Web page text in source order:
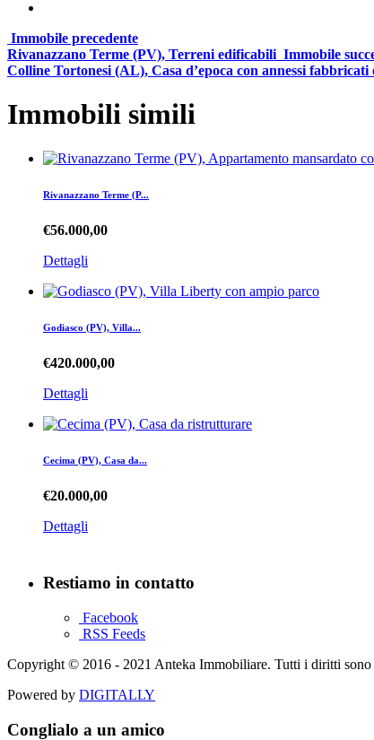
Immobile precedente
Rivanazzano Terme (PV), Terreni edificabili Immobile
Colline Tortonesi (AL), Casa d’epoca con annessi fabbricati
Immobili simili
Rivanazzano Terme (P...
€56.000,00
Dettagli
Godiasco (PV), Villa...
€420.000,00
Dettagli
Cecima (PV), Casa da...
€20.000,00
Dettagli
Restiamo in contatto
Facebook
RSS Feeds
Copyright © 2016 - 2021 Anteka Immobiliare. Tutti i diritti
Powered by DIGITALLY
Conglialo a un amico